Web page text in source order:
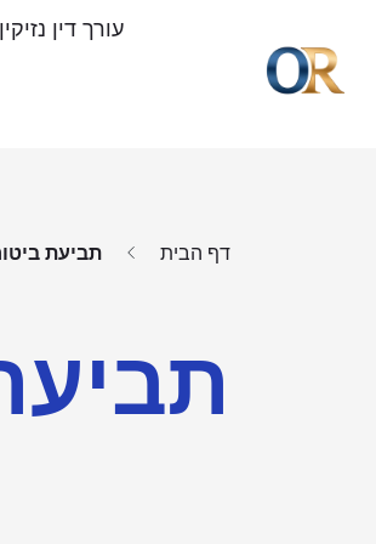
עורך דין נזיקין
דף הבית תביעת